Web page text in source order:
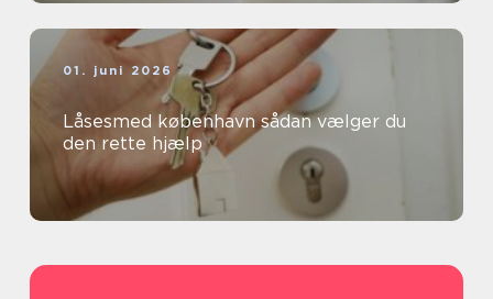
01. juni 2026
Låsesmed københavn sådan vælger du
den rette hjælp